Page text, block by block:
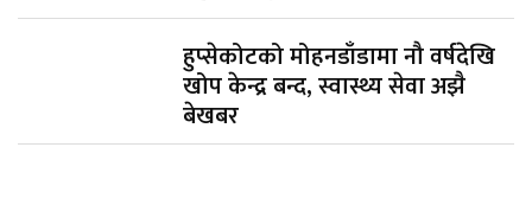
हुप्सेकोटको मोहनडाँडामा नौ वर्षदेखि
खोप केन्द्र बन्द, स्वास्थ्य सेवा अझै
बेखबर